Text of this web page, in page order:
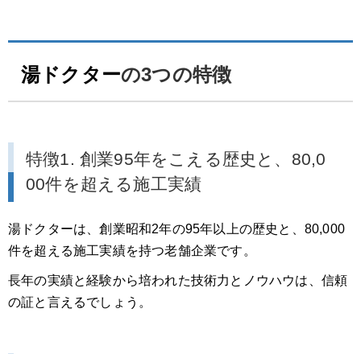
湯ドクターの3つの特徴
特徴1. 創業95年をこえる歴史と、80,0
00件を超える施工実績
湯ドクターは、創業昭和2年の95年以上の歴史と、80,000
件を超える施工実績を持つ老舗企業です。
長年の実績と経験から培われた技術力とノウハウは、信頼
の証と言えるでしょう。